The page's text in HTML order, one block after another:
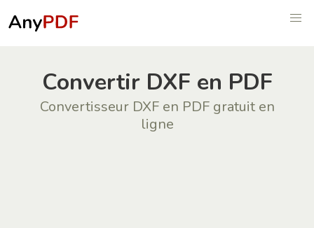
Convertir DXF en PDF
Convertisseur DXF en PDF gratuit en
ligne